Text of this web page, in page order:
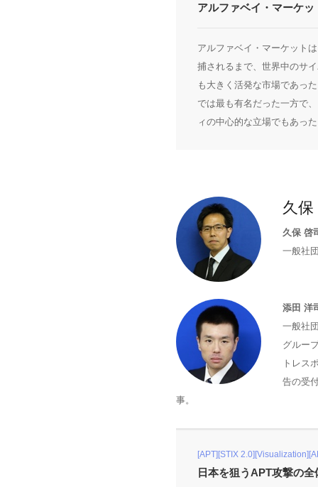
アルファベイ・マーケ
アルファベイ・マーケット
捕されるまで、世界中のサ
も大きく活発な市場であっ
では最も有名だった一方で
ィの中心的な立場でもあっ
久保
久保 啓
一般社
添田 洋
一般社
グルー
トレス
告の受
事。
[APT][STIX
日本を狙うAPT攻撃の